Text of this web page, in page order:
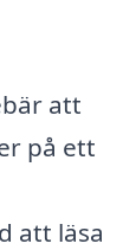
att
på ett
att läsa